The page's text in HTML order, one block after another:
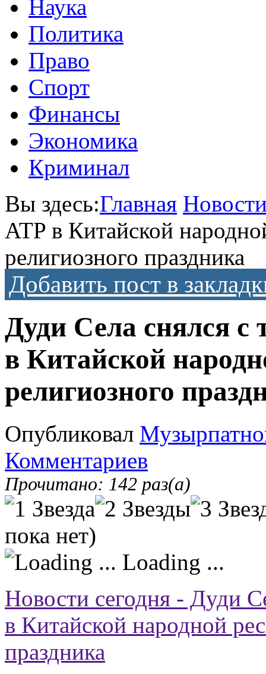
Наука
Политика
Право
Спорт
Финансы
Экономика
Криминал
Вы здесь:Главная
ATP в Китайской
религиозного праздника
Добавить пост в
Дуди Села снялся с
в Китайской
религиозного
Опубликовал
Комментариев
Прочитано: 142 раз(а)
пока нет)
Loading ...
Новости сегодня - Дуди
в Китайской народной
праздника